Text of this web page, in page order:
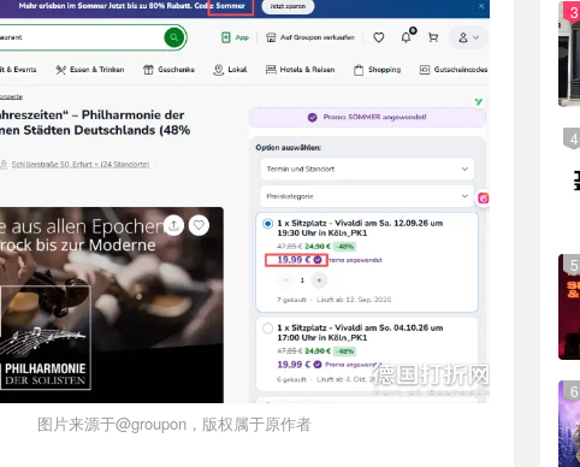
图片来源于@groupon，版权属于原作者